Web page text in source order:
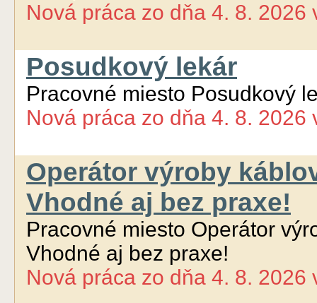
Nová práca zo dňa 4. 8. 2026
Posudkový lekár
Pracovné miesto Posudkový
Nová práca zo dňa 4. 8. 2026
Operátor výroby
Vhodné aj bez praxe!
Pracovné miesto Operátor
Vhodné aj bez praxe!
Nová práca zo dňa 4. 8. 2026